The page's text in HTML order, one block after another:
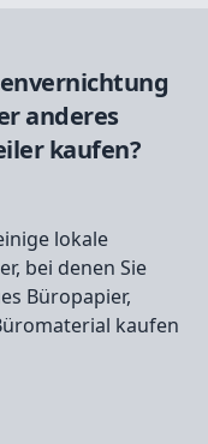
anderes
kaufen?
lokale
bei denen Sie
Büropapier,
kaufen